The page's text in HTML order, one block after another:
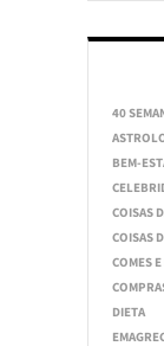
40
BEM-
COISAS
COISAS
COMES
DIETA